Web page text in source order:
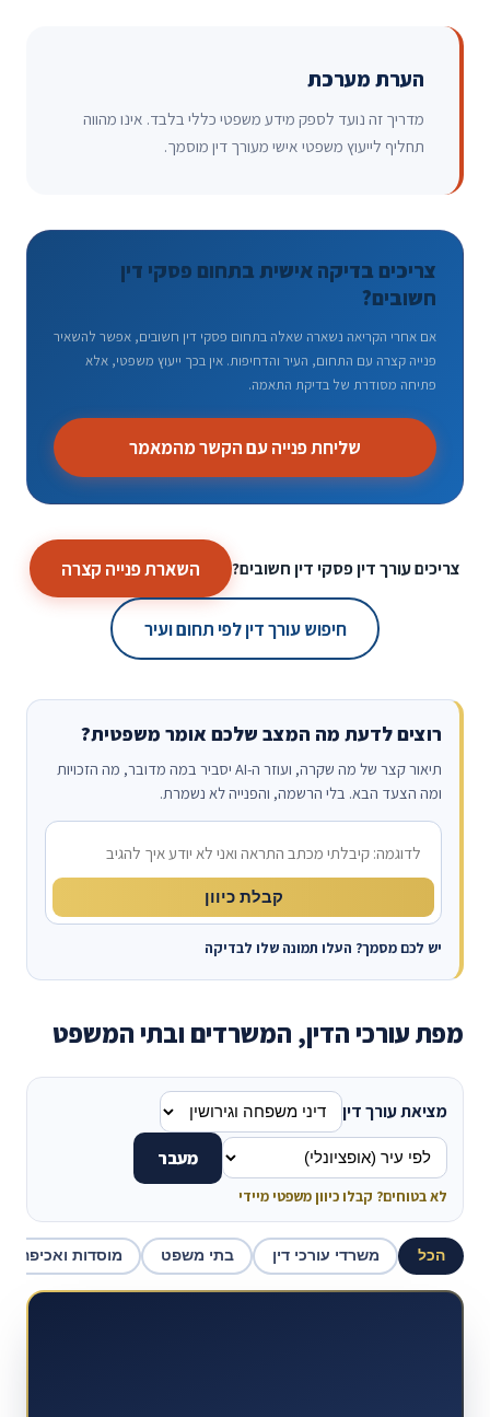
הערת מערכת
מדריך זה נועד לספק מידע משפטי כללי בלבד. אינו מהווה
תחליף לייעוץ משפטי אישי מעורך דין מוסמך.
צריכים בדיקה אישית בתחום פסקי דין
חשובים?
אם אחרי הקריאה נשארה שאלה בתחום פסקי דין חשובים, אפשר להשאיר
פנייה קצרה עם התחום, העיר והדחיפות. אין בכך ייעוץ משפטי, אלא
פתיחה מסודרת של בדיקת התאמה.
שליחת פנייה עם הקשר מהמאמר
צריכים עורך דין פסקי דין חשובים? השארת פנייה קצרה
חיפוש עורך דין לפי תחום ועיר
רוצים לדעת מה המצב שלכם אומר משפטית?
תיאור קצר של מה שקרה, ועוזר ה-AI יסביר במה מדובר, מה הזכויות
ומה הצעד הבא. בלי הרשמה, והפנייה לא נשמרת.
מה קרה?
קבלת כיוון
יש לכם מסמך? העלו תמונה שלו לבדיקה
מפת עורכי הדין, המשרדים ובתי המשפט
מציאת עורך דין
מעבר
לא בטוחים? קבלו כיוון משפטי מיידי
הכל משרדי עורכי דין בתי משפט מוסדות ואכיפה